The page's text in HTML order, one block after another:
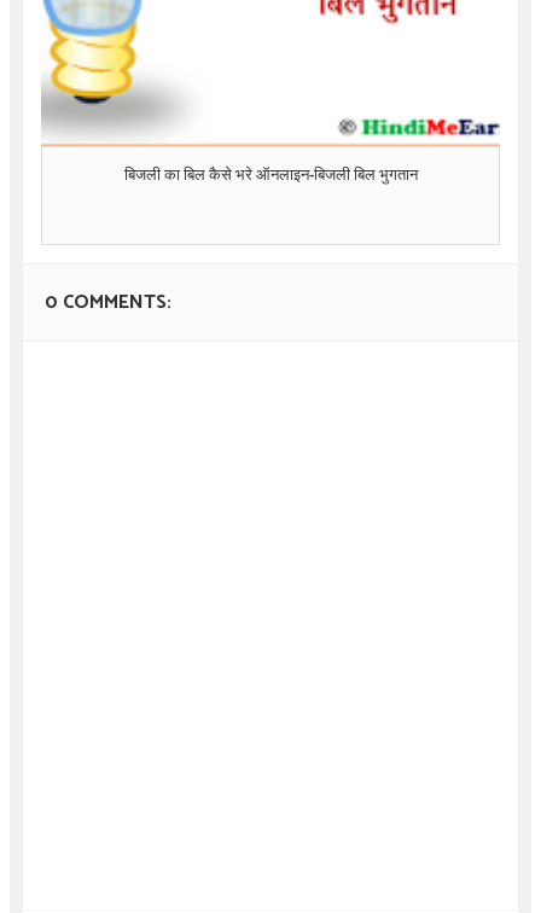
बिजली का बिल कैसे भरे ऑनलाइन-बिजली बिल भुगतान
0 COMMENTS: